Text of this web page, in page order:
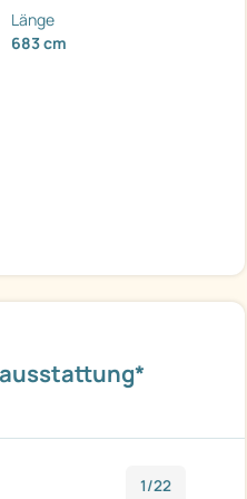
1/22
Länge
683 cm